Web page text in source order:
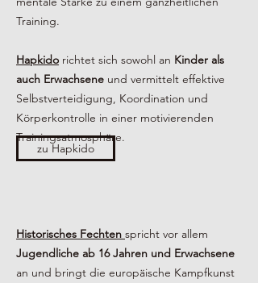
Training.
Hapkido richtet sich sowohl an Kinder als
auch Erwachsene und vermittelt effektive
Selbstverteidigung, Koordination und
Körperkontrolle in einer motivierenden
Trainingsatmosphäre.
Historisches Fechten spricht vor allem
Jugendliche ab 16 Jahren und Erwachsene
an und bringt die europäische Kampfkunst
zu Hapkido